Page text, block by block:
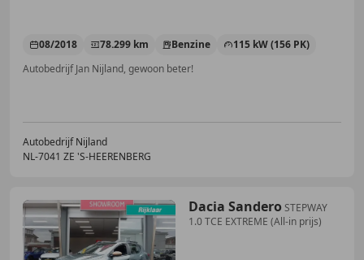
08/2018 78.299 km Benzine
115 kW (156 PK)
Autobedrijf Jan Nijland, gewoon beter!
Autobedrijf Nijland
NL-7041 ZE 'S-HEERENBERG
Dacia Sandero STEPWAY
1.0 TCE EXTREME (All-in prijs)